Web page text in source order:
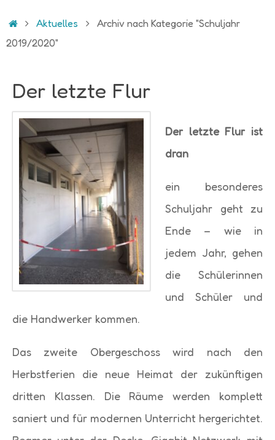
StartAktuelles
Archiv nach Kategorie "Schuljahr
2019/2020"
Der letzte Flur
Der letzte Flur ist
dran
ein besonderes
Schuljahr geht zu
Ende – wie in
jedem Jahr, gehen
die Schülerinnen
und Schüler und
die Handwerker kommen.
Das zweite Obergeschoss wird nach den
Herbstferien die neue Heimat der zukünftigen
dritten Klassen. Die Räume werden komplett
saniert und für modernen Unterricht hergerichtet.